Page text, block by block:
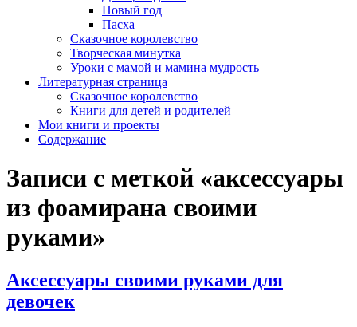
Новый год
Пасха
Сказочное королевство
Творческая минутка
Уроки с мамой и мамина мудрость
Литературная страница
Сказочное королевство
Книги для детей и родителей
Мои книги и проекты
Содержание
Записи с меткой «аксессуары
из фоамирана своими
руками»
Аксессуары своими руками для
девочек